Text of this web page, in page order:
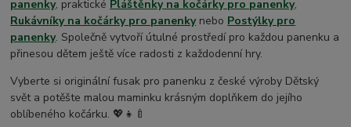
panenky, praktické Pláštěnky na kočárky pro panenky,
Rukávníky na kočárky pro panenkynebo Postýlky pro
panenky. Společně vytvoří útulné prostředí pro každou panenku a
přinesou dětem ještě více radosti z každodenní hry.
Vyberte si originální fusak pro panenku z české výroby Dětský
svět a potěšte malou maminku krásným doplňkem do jejího
oblíbeného kočárku. 💖👧🍼